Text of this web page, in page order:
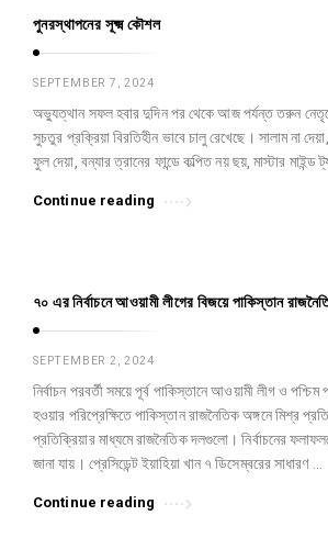
পুনরস্থাপনের সূক্ষ্ম কৌশল
SEPTEMBER 7, 2024
অভ্যুত্থান সফল হবার দুদিন পর থেকে আজ পর্যন্ত তরুন
সুচতুর প্রক্রিয়া বিরতিহীন ভাবে চালু রেখেছে। সালাম না
ফুল দেয়া, বন্যার ত্রানের ফান্ডে কল্পিত নয় ছয়, মাস্টার মাইন্ড
Continue reading
৭০ এর নির্বাচনে আওয়ামী লীগের বিজয়ে পাকিস্তান
SEPTEMBER 2, 2024
নির্বাচন পরবর্তী সময়ে পূর্ব পাকিস্তানে আওয়ামী লীগ ও পশ্চিম
হওয়ার পরিপ্রেক্ষিতে পাকিস্তান রাজনৈতিক অঙ্গনে মিশ্র
প্রতিক্রিয়ার মাধ্যমে রাজনৈতিক দলগুলো। নির্বাচনের
জানা যায়। প্রেসিডেন্ট ইয়াহিয়া খান ৭ ডিসেম্বরের সাধারণ …
Continue reading